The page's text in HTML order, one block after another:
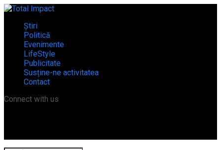
Știri
Politică
Evenimente
LifeStyle
Publicitate
Susține-ne activitatea
Contact
Connect with us